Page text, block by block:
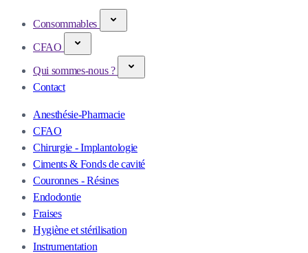
Consommables
CFAO
Qui sommes-nous ?
Contact
Anesthésie-Pharmacie
CFAO
Chirurgie - Implantologie
Ciments & Fonds de cavité
Couronnes - Résines
Endodontie
Fraises
Hygiène et stérilisation
Instrumentation